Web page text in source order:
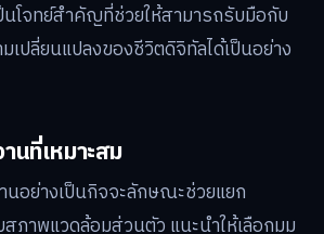
นโจทย์สำคัญที่ช่วยให้สามารถรับมือกับ
เปลี่ยนแปลงของชีวิตดิจิทัลได้เป็นอย่าง
นที่เหมาะสม
อย่างเป็นกิจจะลักษณะช่วยแยก
ภาพแวดล้อมส่วนตัว แนะนำให้เลือกมุม